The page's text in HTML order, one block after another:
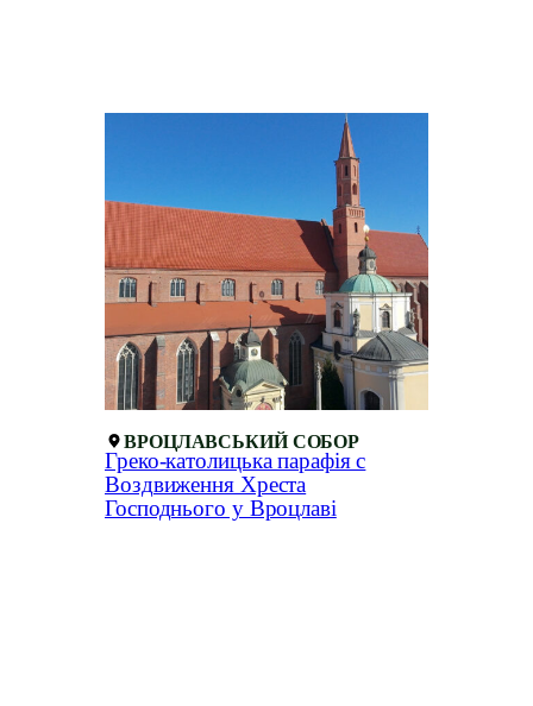
ВРОЦЛАВСЬКИЙ СОБОР
Греко-католицька парафія с
Воздвиження Хреста
Господнього у Вроцлаві